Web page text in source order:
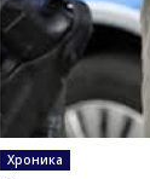
Хроника